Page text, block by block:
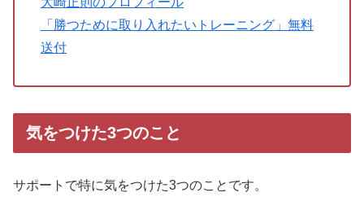
「勝つために取り入れたいトレーニング」無料
送付
気をつけた3つのこと
サポートで特に気をつけた3つのことです。